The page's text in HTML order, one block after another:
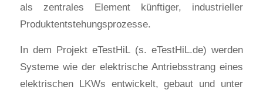
als zentrales Element künftiger, industrieller
Produktentstehungsprozesse.
In dem Projekt eTestHiL (s. eTestHiL.de) werden
Systeme wie der elektrische Antriebsstrang eines
elektrischen LKWs entwickelt, gebaut und unter